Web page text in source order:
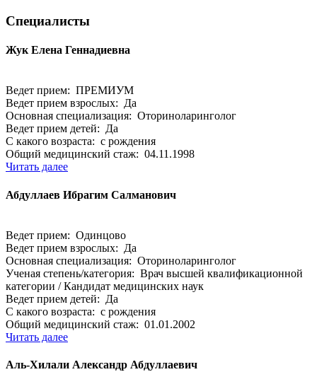
Специалисты
Жук Елена Геннадиевна
Ведет прием: ПРЕМИУМ
Ведет прием взрослых: Да
Основная специализация: Оториноларинголог
Ведет прием детей: Да
С какого возраста: с рождения
Общий медицинский стаж: 04.11.1998
Читать далее
Абдуллаев Ибрагим Салманович
Ведет прием: Одинцово
Ведет прием взрослых: Да
Основная специализация: Оториноларинголог
Ученая степень/категория: Врач высшей квалификационной
категории / Кандидат медицинских наук
Ведет прием детей: Да
С какого возраста: с рождения
Общий медицинский стаж: 01.01.2002
Читать далее
Аль-Хилали Александр Абдуллаевич